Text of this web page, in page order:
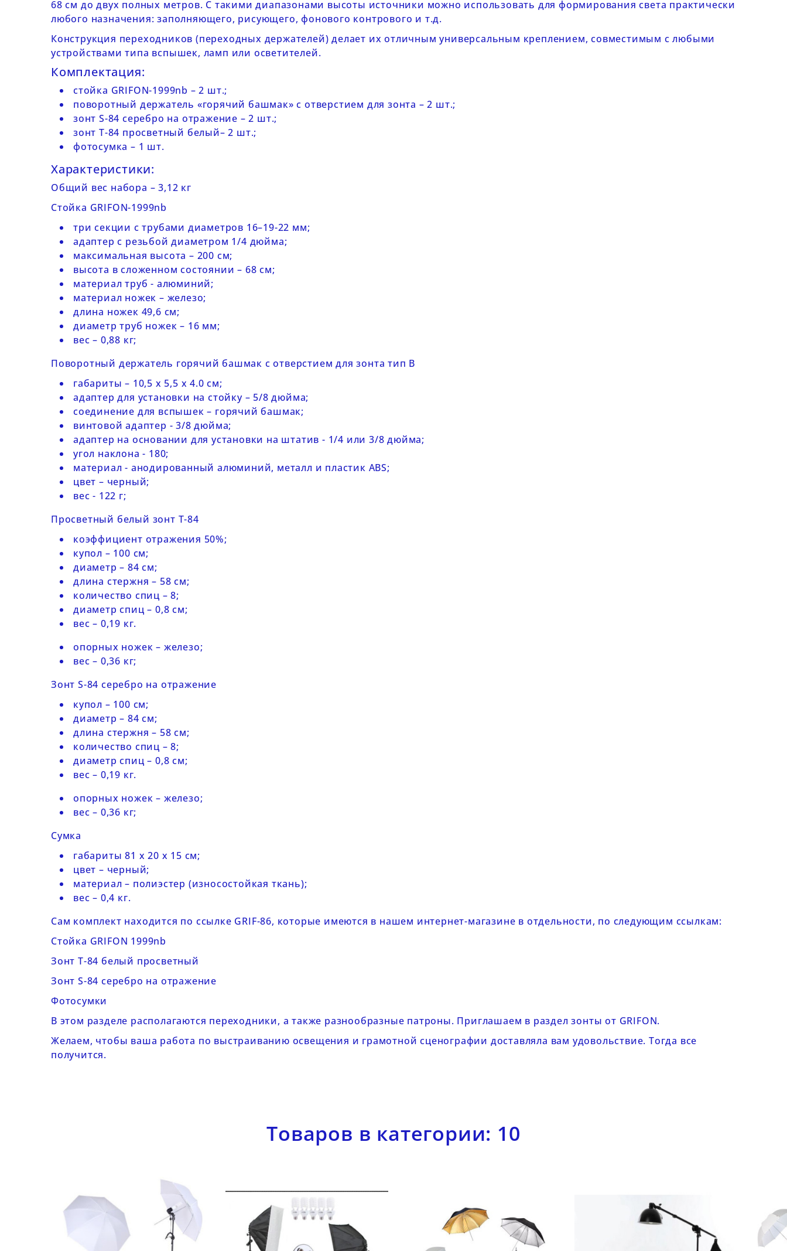
68 см до двух полных метров. С такими диапазонами высоты источники можно использовать для формирования света практически
любого назначения: заполняющего, рисующего, фонового контрового и т.д.
Конструкция переходников (переходных держателей) делает их отличным универсальным креплением, совместимым с любыми
устройствами типа вспышек, ламп или осветителей.
Комплектация:
стойка GRIFON-1999nb – 2 шт.;
поворотный держатель «горячий башмак» с отверстием для зонта – 2 шт.;
зонт S-84 серебро на отражение – 2 шт.;
зонт T-84 просветный белый– 2 шт.;
фотосумка – 1 шт.
Характеристики:
Общий вес набора – 3,12 кг
Стойка GRIFON-1999nb
три секции с трубами диаметров 16–19-22 мм;
адаптер с резьбой диаметром 1/4 дюйма;
максимальная высота – 200 см;
высота в сложенном состоянии – 68 см;
материал труб - алюминий;
материал ножек – железо;
длина ножек 49,6 см;
диаметр труб ножек – 16 мм;
вес – 0,88 кг;
Поворотный держатель горячий башмак с отверстием для зонта тип В
габариты – 10,5 х 5,5 х 4.0 см;
адаптер для установки на стойку – 5/8 дюйма;
соединение для вспышек – горячий башмак;
винтовой адаптер - 3/8 дюйма;
адаптер на основании для установки на штатив - 1/4 или 3/8 дюйма;
угол наклона - 180;
материал - анодированный алюминий, металл и пластик ABS;
цвет – черный;
вес - 122 г;
Просветный белый зонт T-84
коэффициент отражения 50%;
купол – 100 см;
диаметр – 84 см;
длина стержня – 58 см;
количество спиц – 8;
диаметр спиц – 0,8 см;
вес – 0,19 кг.
опорных ножек – железо;
вес – 0,36 кг;
Зонт S-84 серебро на отражение
купол – 100 см;
диаметр – 84 см;
длина стержня – 58 см;
количество спиц – 8;
диаметр спиц – 0,8 см;
вес – 0,19 кг.
опорных ножек – железо;
вес – 0,36 кг;
Сумка
габариты 81 x 20 x 15 см;
цвет – черный;
материал – полиэстер (износостойкая ткань);
вес – 0,4 кг.
Сам комплект находится по ссылке GRIF-86, которые имеются в нашем интернет-магазине в отдельности, по следующим ссылкам:
Стойка GRIFON 1999nb
Зонт T-84 белый просветный
Зонт S-84 серебро на отражение
Фотосумки
В этом разделе располагаются переходники, а также разнообразные патроны. Приглашаем в разделзонты от GRIFON.
Желаем, чтобы ваша работа по выстраиванию освещения и грамотной сценографии доставляла вам удовольствие. Тогда все
получится.
Товаров в категории: 10